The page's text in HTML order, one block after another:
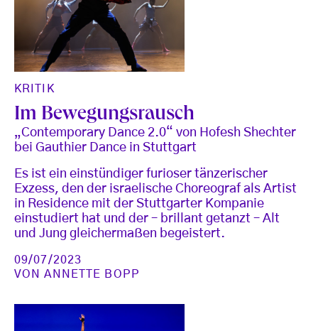
KRITIK
Im Bewegungsrausch
„Contemporary Dance 2.0“ von Hofesh Shechter
bei Gauthier Dance in Stuttgart
Es ist ein einstündiger furioser tänzerischer
Exzess, den der israelische Choreograf als Artist
in Residence mit der Stuttgarter Kompanie
einstudiert hat und der – brillant getanzt – Alt
und Jung gleichermaßen begeistert.
09/07/2023
VONANNETTE BOPP